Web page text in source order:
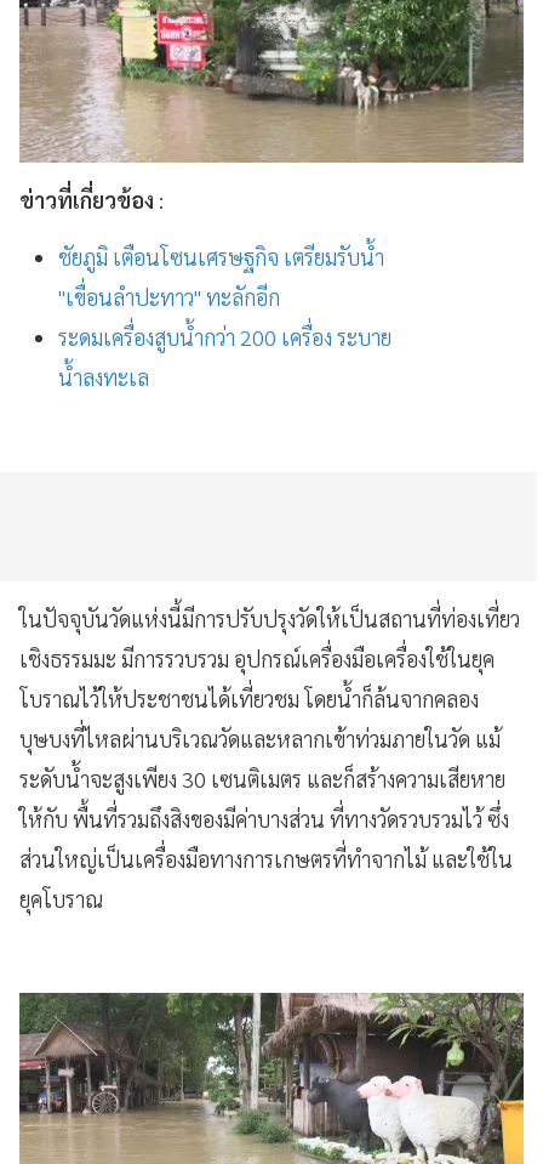
ข่าวที่เกี่ยวข้อง :
ชัยภูมิ เตือนโซนเศรษฐกิจ เตรียมรับน้ำ
"เขื่อนลำปะทาว" ทะลักอีก
ระดมเครื่องสูบน้ำกว่า 200 เครื่อง ระบาย
น้ำลงทะเล
ในปัจจุบันวัดแห่งนี้มีการปรับปรุงวัดให้เป็นสถานที่ท่องเที่ยว
เชิงธรรมมะ มีการรวบรวม อุปกรณ์เครื่องมือเครื่องใช้ในยุค
โบราณไว้ให้ประชาชนได้เที่ยวชม โดยน้ำก็ล้นจากคลอง
บุษบงที่ไหลผ่านบริเวณวัดและหลากเข้าท่วมภายในวัด แม้
ระดับน้ำจะสูงเพียง 30 เซนติเมตร และก็สร้างความเสียหาย
ให้กับ พื้นที่รวมถึงสิงของมีค่าบางส่วน ที่ทางวัดรวบรวมไว้ ซึ่ง
ส่วนใหญ่เป็นเครื่องมือทางการเกษตรที่ทำจากไม้ และใช้ใน
ยุคโบราณ